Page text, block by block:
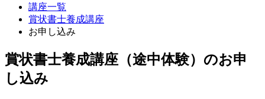
講座一覧
賞状書士養成講座
お申し込み
賞状書士養成講座（途中体験）のお申
し込み